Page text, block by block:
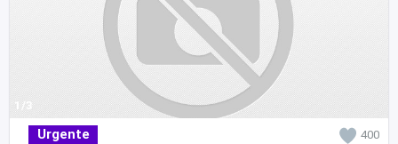
1/3
Urgente
400